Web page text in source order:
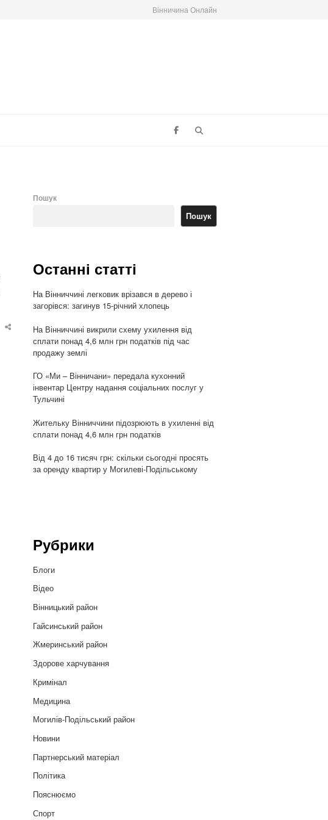
Вінничина Онлайн
Share
Пошук
Пошук
Останні статті
На Вінниччині легковик врізався в дерево і
загорівся: загинув 15-річний хлопець
На Вінниччині викрили схему ухилення від
сплати понад 4,6 млн грн податків під час
продажу землі
ГО «Ми – Вінничани» передала кухонний
інвентар Центру надання соціальних послуг у
Тульчині
Жительку Вінниччини підозрюють в ухиленні від
сплати понад 4,6 млн грн податків
Від 4 до 16 тисяч грн: скільки сьогодні просять
за оренду квартир у Могилеві-Подільському
Рубрики
Блоги
Відео
Вінницький район
Гайсинський район
Жмеринський район
Здорове харчування
Кримінал
Медицина
Могилів-Подільський район
Новини
Партнерський матеріал
Політика
Пояснюємо
Спорт